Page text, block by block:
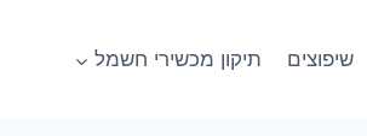
שיפוצים תיקון מכשירי חשמל